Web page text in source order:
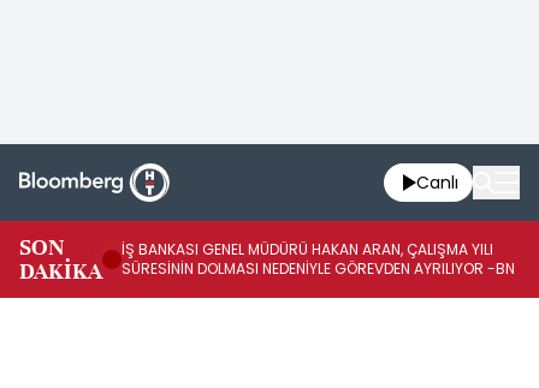
Canlı
SON
DAKİKA
İŞ BANKASI GENEL MÜDÜRÜ HAKAN ARAN, ÇALIŞMA YILI
SÜRESİNİN DOLMASI NEDENİYLE GÖREVDEN AYRILIYOR -BN